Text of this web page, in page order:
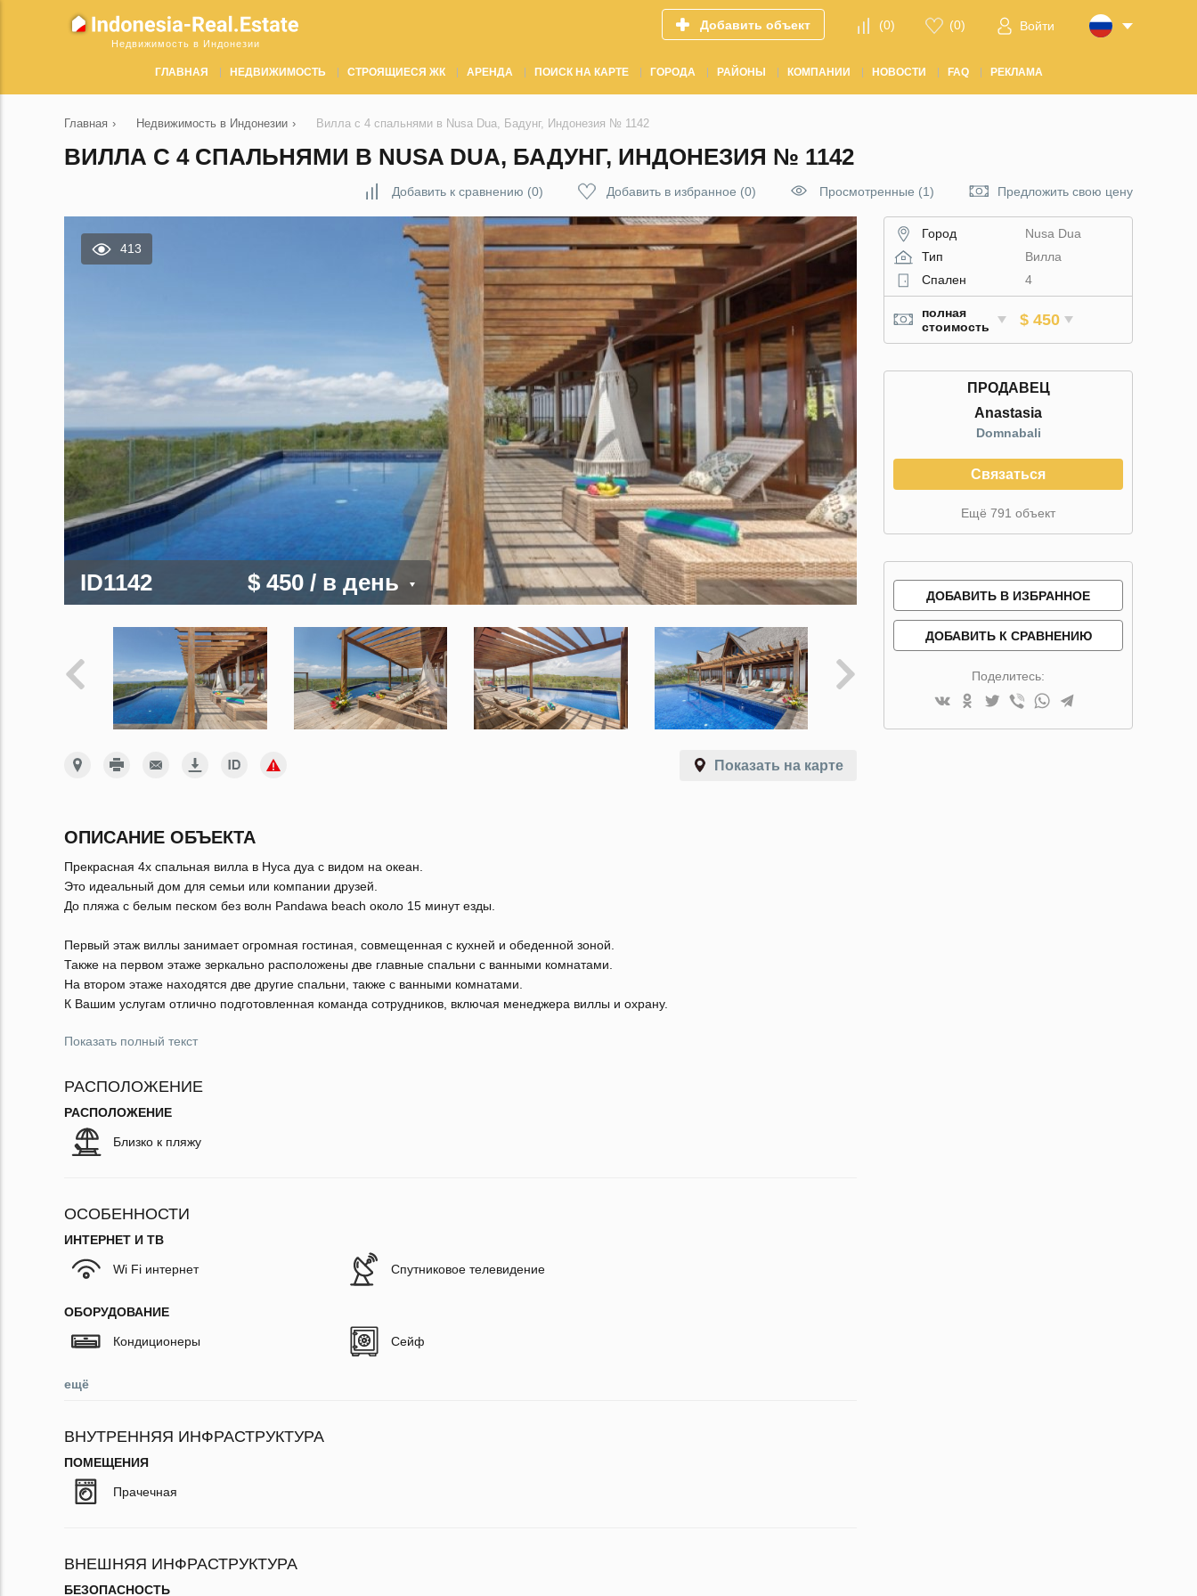
Недвижимость в Индонезии
Добавить объект (0) (0) Войти
ГЛАВНАЯ НЕДВИЖИМОСТЬ СТРОЯЩИЕСЯ ЖК АРЕНДА ПОИСК НА КАРТЕ ГОРОДА РАЙОНЫ КОМПАНИИ НОВОСТИ FAQ РЕКЛАМА
Главная › Недвижимость в Индонезии › Вилла с 4 спальнями в Nusa Dua, Бадунг, Индонезия № 1142
ВИЛЛА С 4 СПАЛЬНЯМИ В NUSA DUA, БАДУНГ, ИНДОНЕЗИЯ № 1142
Добавить к сравнению (0) Добавить в избранное (0) Просмотренные (1) Предложить свою цену
413
ID1142 $ 450 / в день
Показать на карте
ОПИСАНИЕ ОБЪЕКТА
Прекрасная 4х спальная вилла в Нуса дуа с видом на океан.
Это идеальный дом для семьи или компании друзей.
До пляжа с белым песком без волн Pandawa beach около 15 минут езды.
Первый этаж виллы занимает огромная гостиная, совмещенная с кухней и обеденной зоной.
Также на первом этаже зеркально расположены две главные спальни с ванными комнатами.
На втором этаже находятся две другие спальни, также с ванными комнатами.
К Вашим услугам отлично подготовленная команда сотрудников, включая менеджера виллы и охрану.
Показать полный текст
РАСПОЛОЖЕНИЕ
РАСПОЛОЖЕНИЕ
Близко к пляжу
ОСОБЕННОСТИ
ИНТЕРНЕТ И ТВ
Wi Fi интернет Спутниковое телевидение
ОБОРУДОВАНИЕ
Кондиционеры Сейф
ещё
ВНУТРЕННЯЯ ИНФРАСТРУКТУРА
ПОМЕЩЕНИЯ
Прачечная
ВНЕШНЯЯ ИНФРАСТРУКТУРА
БЕЗОПАСНОСТЬ
Город
Nusa Dua
Тип
Вилла
Спален
4
полная
стоимость
$ 450
ПРОДАВЕЦ
Anastasia
Domnabali
Связаться
Ещё 791 объект
ДОБАВИТЬ В ИЗБРАННОЕ
ДОБАВИТЬ К СРАВНЕНИЮ
Поделитесь: